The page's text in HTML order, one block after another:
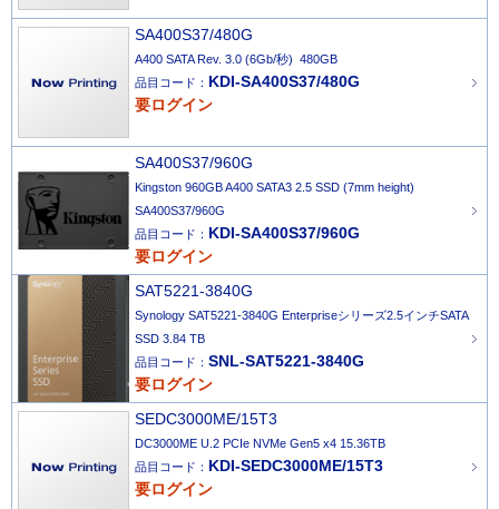
SA400S37/480G
A400 SATA Rev. 3.0 (6Gb/秒) 480GB
品目コード： KDI-SA400S37/480G
要ログイン
SA400S37/960G
Kingston 960GB A400 SATA3 2.5 SSD (7mm height)
SA400S37/960G
品目コード： KDI-SA400S37/960G
要ログイン
SAT5221-3840G
Synology SAT5221-3840G Enterpriseシリーズ2.5インチSATA
SSD 3.84 TB
品目コード： SNL-SAT5221-3840G
要ログイン
SEDC3000ME/15T3
DC3000ME U.2 PCIe NVMe Gen5 x4 15.36TB
品目コード： KDI-SEDC3000ME/15T3
要ログイン